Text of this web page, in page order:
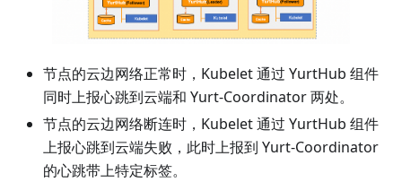
节点的云边网络正常时，Kubelet 通过 YurtHub 组件
同时上报心跳到云端和 Yurt-Coordinator 两处。
节点的云边网络断连时，Kubelet 通过 YurtHub 组件
上报心跳到云端失败，此时上报到 Yurt-Coordinator
的心跳带上特定标签。